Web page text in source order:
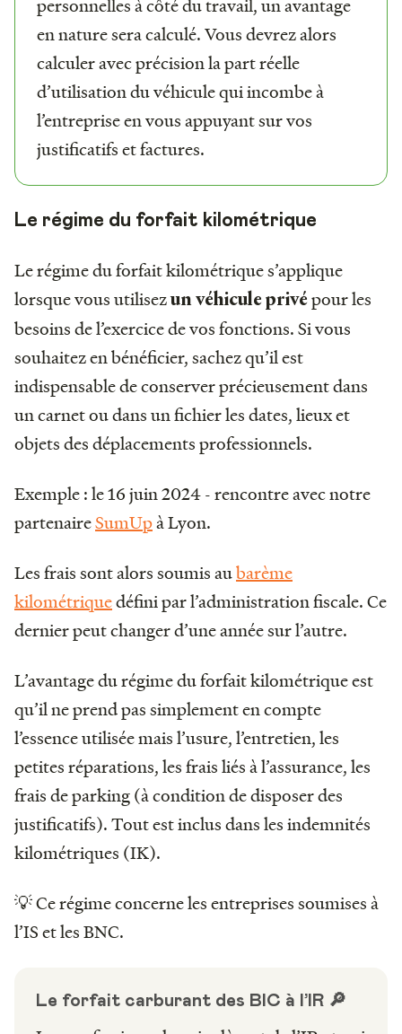
personnelles à côté du travail, un avantage
en nature sera calculé. Vous devrez alors
calculer avec précision la part réelle
d’utilisation du véhicule qui incombe à
l’entreprise en vous appuyant sur vos
justificatifs et factures.
Le régime du forfait kilométrique
Le régime du forfait kilométrique s’applique
lorsque vous utilisezun véhicule privépour les
besoins de l’exercice de vos fonctions. Si vous
souhaitez en bénéficier, sachez qu’il est
indispensable de conserver précieusement dans
un carnet ou dans un fichier les dates, lieux et
objets des déplacements professionnels.
Exemple : le 16 juin 2024 - rencontre avec notre
partenaireSumUpà Lyon.
Les frais sont alors soumis aubarème
kilométriquedéfini par l’administration fiscale. Ce
dernier peut changer d’une année sur l’autre.
L’avantage du régime du forfait kilométrique est
qu’il ne prend pas simplement en compte
l’essence utilisée mais l’usure, l’entretien, les
petites réparations, les frais liés à l’assurance, les
frais de parking (à condition de disposer des
justificatifs). Tout est inclus dans les indemnités
kilométriques (IK).
💡 Ce régime concerne les entreprises soumises à
l’IS et les BNC.
Le forfait carburant des BIC à l’IR 🔎